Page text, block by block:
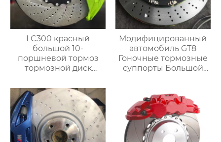
LC300 красный
большой 10-
поршневой тормоз
тормозной диск
сверлильных дисков
передний 10-
поршневой тормоз
большой комплект
Модифицированный
автомобиль GT8
Гоночные тормозные
суппорты Большой
тормозным
суппортом для дисков
19 дюймов